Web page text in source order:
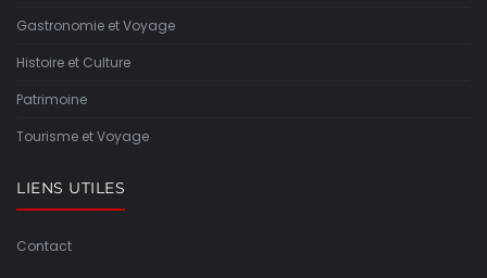
Gastronomie et Voyage
Histoire et Culture
Patrimoine
Tourisme et Voyage
LIENS UTILES
Contact